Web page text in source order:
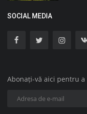
SOCIAL MEDIA
Abonați-vă aici pentru